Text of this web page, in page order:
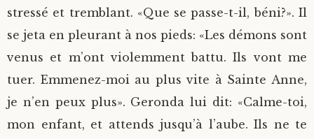
stressé et tremblant. «Que se passe-t-il, béni?». Il
se jeta en pleurant à nos pieds: «Les démons sont
venus et m’ont violemment battu. Ils vont me
tuer. Emmenez-moi au plus vite à Sainte Anne,
je n’en peux plus». Geronda lui dit: «Calme-toi,
mon enfant, et attends jusqu’à l’aube. Ils ne te